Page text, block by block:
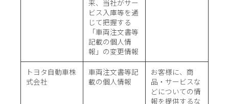
来、当社がサー
ビス入庫等を通
じて把握する
「車両注文書等
記載の個人情
報」の変更情報
トヨタ自動車株
式会社
車両注文書等記
載の個人情報
お客様に、商
品・サービスな
どについての情
報を提供するな